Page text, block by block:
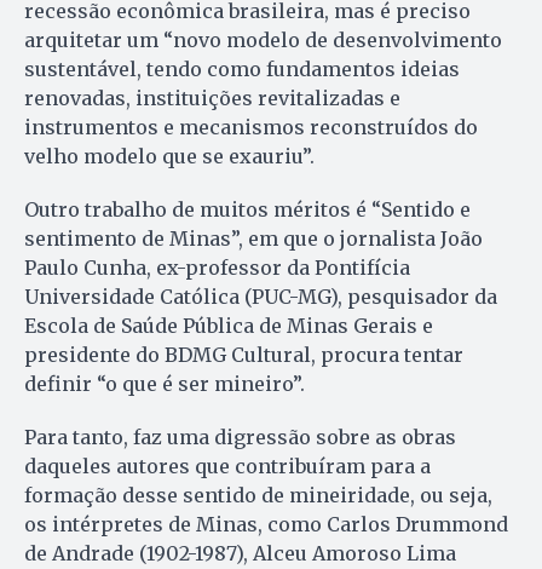
recessão econômica brasileira, mas é preciso
arquitetar um “novo modelo de desenvolvimento
sustentável, tendo como fundamentos ideias
renovadas, instituições revitalizadas e
instrumentos e mecanismos reconstruídos do
velho modelo que se exauriu”.
Outro trabalho de muitos méritos é “Sentido e
sentimento de Minas”, em que o jornalista João
Paulo Cunha, ex-professor da Pontifícia
Universidade Católica (PUC-MG), pesquisador da
Escola de Saúde Pública de Minas Gerais e
presidente do BDMG Cultural, procura tentar
definir “o que é ser mineiro”.
Para tanto, faz uma digressão sobre as obras
daqueles autores que contribuíram para a
formação desse sentido de mineiridade, ou seja,
os intérpretes de Minas, como Carlos Drummond
de Andrade (1902-1987), Alceu Amoroso Lima